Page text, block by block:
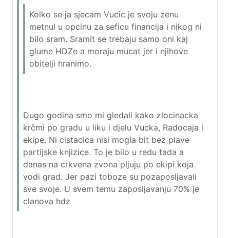
Kolko se ja sjecam Vucic je svoju zenu
metnul u opcinu za seficu financija i nikog ni
bilo sram. Sramit se trebaju samo oni kaj
glume HDZe a moraju mucat jer i njihove
obitelji hranimo.
Dugo godina smo mi gledali kako zlocinacka
krčmi po gradu u liku i djelu Vucka, Radocaja i
ekipe. Ni cistacica nisi mogla bit bez plave
partijske knjizice. To je bilo u redu tada a
danas na crkvena zvona pljuju po ekipi koja
vodi grad. Jer pazi toboze su pozaposljavali
sve svoje. U svem temu zaposljavanju 70% je
clanova hdz